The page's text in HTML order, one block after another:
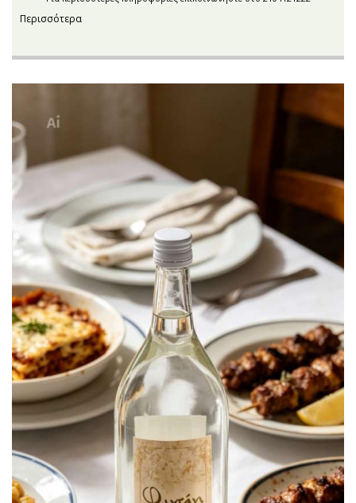
Περισσότερα